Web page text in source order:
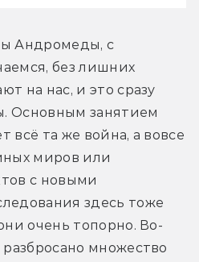
Андромеды, с
без лишних
на нас, и это сразу
Основным занятием
всё та же война, а вовсе
миров или
с новыми
здесь тоже
очень топорно. Во-
множество